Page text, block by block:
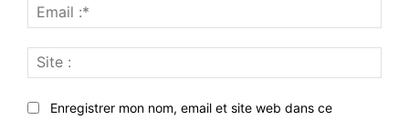
:*
:
Enregistrer mon nom, email et site web dans ce